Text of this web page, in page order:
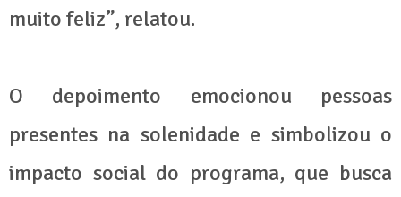
muito feliz”, relatou.
O depoimento emocionou pessoas
presentes na solenidade e simbolizou o
impacto social do programa, que busca